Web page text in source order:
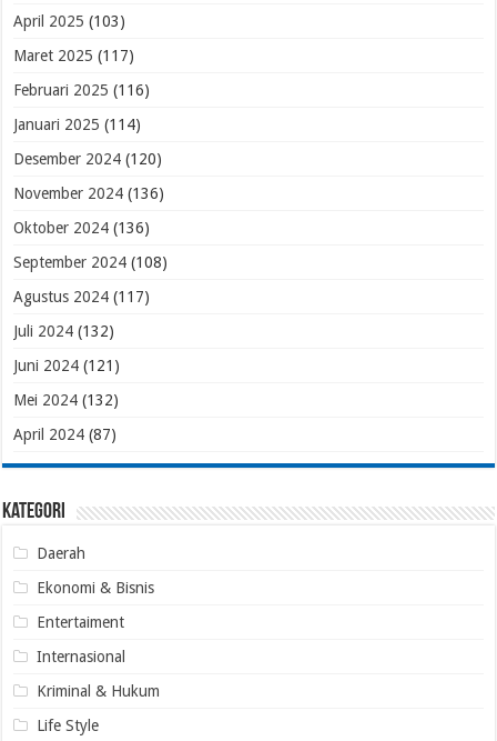
April 2025 (103)
Maret 2025 (117)
Februari 2025 (116)
Januari 2025 (114)
Desember 2024 (120)
November 2024 (136)
Oktober 2024 (136)
September 2024 (108)
Agustus 2024 (117)
Juli 2024 (132)
Juni 2024 (121)
Mei 2024 (132)
April 2024 (87)
Kategori
Daerah
Ekonomi & Bisnis
Entertaiment
Internasional
Kriminal & Hukum
Life Style